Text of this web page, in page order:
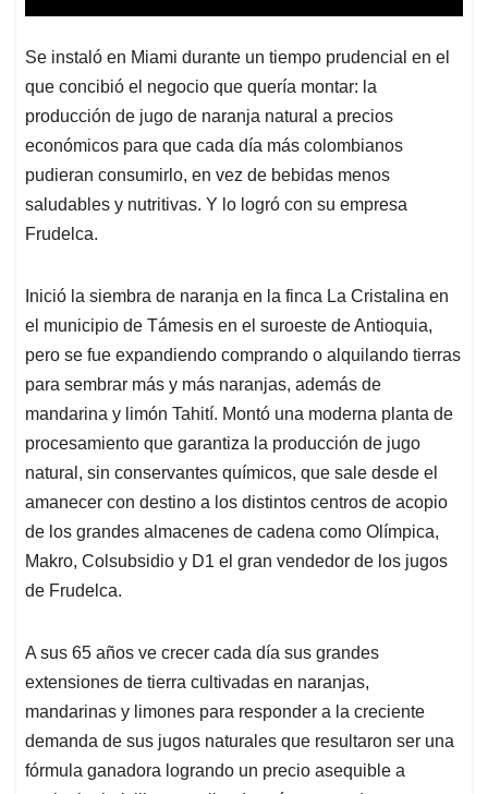
Se instaló en Miami durante un tiempo prudencial en el
que concibió el negocio que quería montar: la
producción de jugo de naranja natural a precios
económicos para que cada día más colombianos
pudieran consumirlo, en vez de bebidas menos
saludables y nutritivas. Y lo logró con su empresa
Frudelca.
Inició la siembra de naranja en la finca La Cristalina en
el municipio de Támesis en el suroeste de Antioquia,
pero se fue expandiendo comprando o alquilando tierras
para sembrar más y más naranjas, además de
mandarina y limón Tahití. Montó una moderna planta de
procesamiento que garantiza la producción de jugo
natural, sin conservantes químicos, que sale desde el
amanecer con destino a los distintos centros de acopio
de los grandes almacenes de cadena como Olímpica,
Makro, Colsubsidio y D1 el gran vendedor de los jugos
de Frudelca.
A sus 65 años ve crecer cada día sus grandes
extensiones de tierra cultivadas en naranjas,
mandarinas y limones para responder a la creciente
demanda de sus jugos naturales que resultaron ser una
fórmula ganadora logrando un precio asequible a